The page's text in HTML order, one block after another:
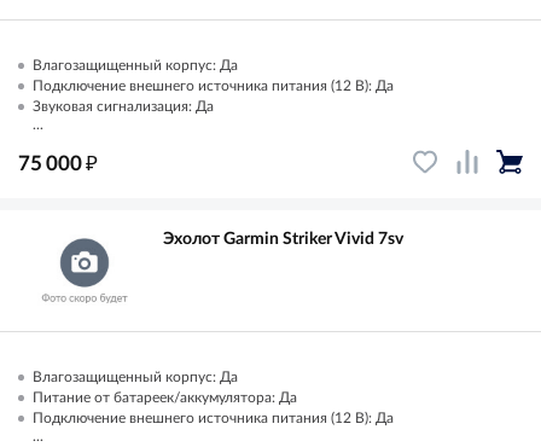
Влагозащищенный корпус: Да
Подключение внешнего источника питания (12 В): Да
Звуковая сигнализация: Да
...
75 000₽
Эхолот Garmin Striker Vivid 7sv
Влагозащищенный корпус: Да
Питание от батареек/аккумулятора: Да
Подключение внешнего источника питания (12 В): Да
...